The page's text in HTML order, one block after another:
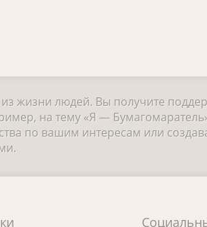
жизни людей. Вы получите
на тему «Я —
по вашим интересам или